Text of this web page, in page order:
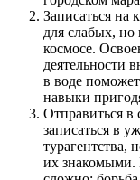
Записаться на
для слабых, но
космосе.
деятельности
в воде
навыки
Отправиться в
записаться в
турагентства,
их знакомыми.